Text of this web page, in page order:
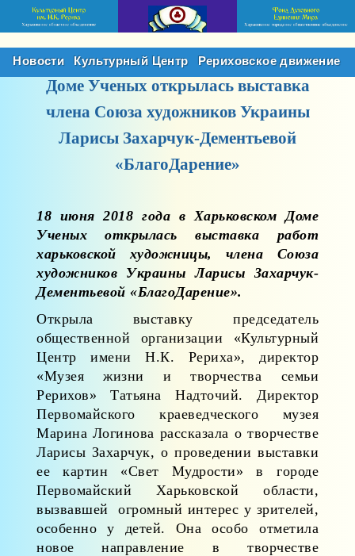
Новости Культурный Центр Рериховское движение
Доме Ученых открылась выставка
члена Союза художников Украины
Ларисы Захарчук-Дементьевой
«БлагоДарение»
18 июня 2018 года в Харьковском Доме
Ученых открылась выставка работ
харьковской художницы, члена Союза
художников Украины Ларисы Захарчук-
Дементьевой «БлагоДарение».
Открыла выставку председатель
общественной организации «Культурный
Центр имени Н.К. Рериха», директор
«Музея жизни и творчества семьи
Рерихов» Татьяна Надточий. Директор
Первомайского краеведческого музея
Марина Логинова рассказала о творчестве
Ларисы Захарчук, о проведении выставки
ее картин «Свет Мудрости» в городе
Первомайский Харьковской области,
вызвавшей огромный интерес у зрителей,
особенно у детей. Она особо отметила
новое направление в творчестве